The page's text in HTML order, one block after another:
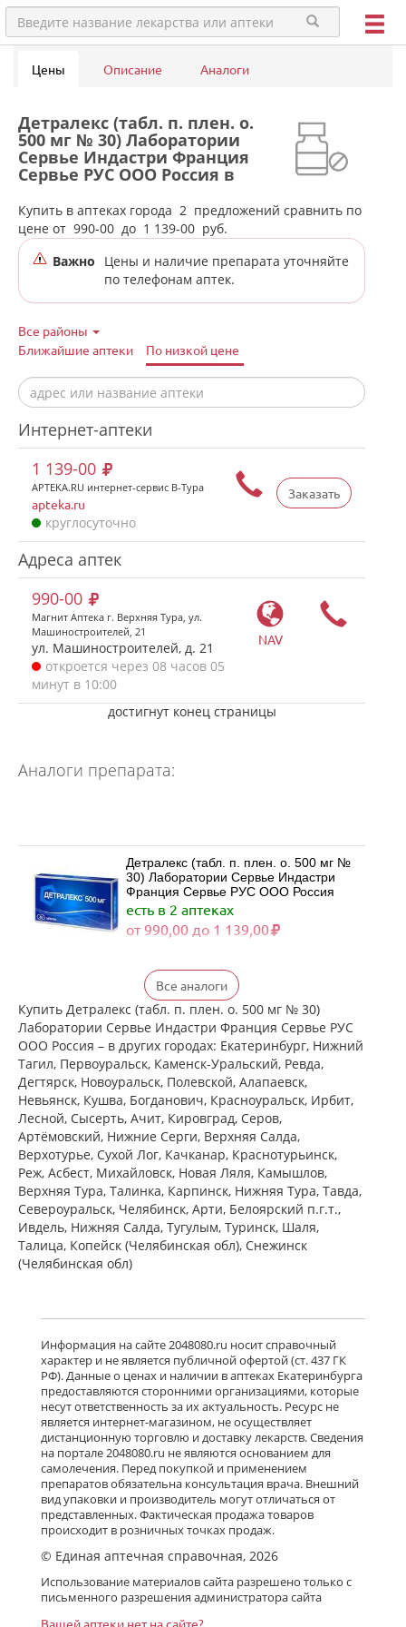
Цены Описание Аналоги
Детралекс (табл. п. плен. о.
500 мг № 30) Лаборатории
Сервье Индастри Франция
Сервье РУС ООО Россия в
аптеках города Верхней Туры
Купить в аптеках города 2 предложений сравнить по
цене от 990-00 до 1 139-00 руб.
Важно
Цены и наличие препарата уточняйте
по телефонам аптек.
Все районы
Ближайшие аптеки
По низкой цене
Интернет-аптеки
Заказать
1 139-00
APTEKA.RU интернет-сервис В-Тура
apteka.ru
круглосуточно
Адреса аптек
NAV
990-00
Магнит Аптека г. Верхняя Тура, ул.
Машиностроителей, 21
ул. Машиностроителей, д. 21
откроется через 08 часов 05
минут в 10:00
достигнут конец страницы
Аналоги препарата:
Детралекс (табл. п. плен. о. 500 мг №
30) Лаборатории Сервье Индастри
Франция Сервье РУС ООО Россия
есть в 2 аптеках
от 990,00 до 1 139,00
Детралекс (табл. п. плен. о. 500 мг №
60) Лаборатории Сервье Индастри
Франция Сервье РУС ООО Россия
есть в 1 аптеках
от 2 164,00 до 2 164,00
Венарус (табл. п. плен. о. 50 мг+450
мг № 30) Алиум АО (Московская
обл,.рп. Оболенск) Россия
есть в 2 аптеках
от 1 085,00 до 1 183,00
Венарус (табл. п. плен. о. 50 мг+450
мг № 60) Алиум АО (Московская
обл,.рп. Оболенск) Россия
есть в 1 аптеках
от 2 079,00 до 2 079,00
Детралекс (табл. п. плен. о. 1000 мг
№ 60) Лаборатории Сервье
Индастри Франция Сервье РУС ООО
Россия
есть в 2 аптеках
от 3 175,00 до 3 232,00
Флебавен (табл. п. плен. о. 500 мг №
32) КРКА-Рус ООО Россия
есть в 1 аптеках
от 920,00 до 920,00
Флебавен (табл. п. плен. о. 500 мг №
Нет в аптеках города
Все аналоги
Купить Детралекс (табл. п. плен. о. 500 мг № 30)
Лаборатории Сервье Индастри Франция Сервье РУС
ООО Россия – в других городах: Екатеринбург, Нижний
Тагил, Первоуральск, Каменск-Уральский, Ревда,
Дегтярск, Новоуральск, Полевской, Алапаевск,
Невьянск, Кушва, Богданович, Красноуральск, Ирбит,
Лесной, Сысерть, Ачит, Кировград, Серов,
Артёмовский, Нижние Cерги, Верхняя Салда,
Верхотурье, Сухой Лог, Качканар, Краснотурьинск,
Реж, Асбест, Михайловск, Новая Ляля, Камышлов,
Верхняя Тура, Талинка, Карпинск, Нижняя Тура, Тавда,
Североуральск, Челябинск, Арти, Белоярский п.г.т.,
Ивдель, Нижняя Салда, Тугулым, Туринск, Шаля,
Талица, Копейск (Челябинская обл), Снежинск
(Челябинская обл)
Информация на сайте 2048080.ru носит справочный
характер и не является публичной офертой (ст. 437 ГК
РФ). Данные о ценах и наличии в аптеках Екатеринбурга
предоставляются сторонними организациями, которые
несут ответственность за их актуальность. Ресурс не
является интернет-магазином, не осуществляет
дистанционную торговлю и доставку лекарств. Сведения
на портале 2048080.ru не являются основанием для
самолечения. Перед покупкой и применением
препаратов обязательна консультация врача. Внешний
вид упаковки и производитель могут отличаться от
представленных. Фактическая продажа товаров
происходит в розничных точках продаж.
© Единая аптечная справочная, 2026
Использование материалов сайта разрешено только с
письменного разрешения администратора сайта
Вашей аптеки нет на сайте?